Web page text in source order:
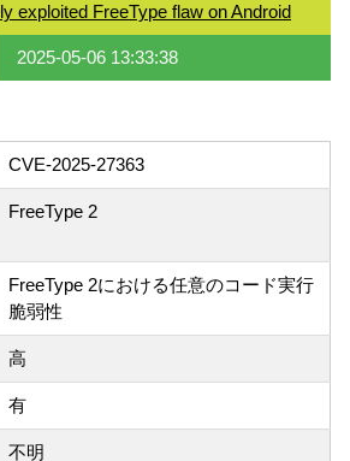
exploited FreeType flaw on Android
2025-05-06 13:33:38
CVE-2025-27363
FreeType 2
FreeType 2における任意のコード実行
脆弱性
高
有
不明